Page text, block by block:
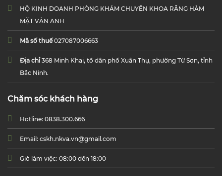
HỘ KINH DOANH PHÒNG KHÁM CHUYÊN KHOA RĂNG HÀM
MẶT VÂN ANH
Mã số thuế027087006663
Địa chỉ368 Minh Khai, tổ dân phố Xuân Thụ, phường Từ Sơn, tỉnh
Bắc Ninh.
Chăm sóc khách hàng
Hotline: 0838.300.666
Email: cskh.nkva.vn@gmail.com
Giờ làm việc: 08:00 đến 18:00